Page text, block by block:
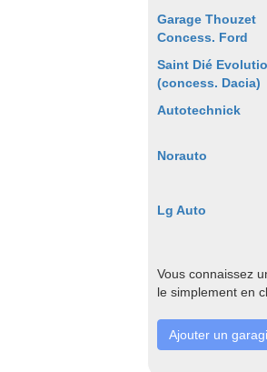
Garage Thouzet
Concess. Ford
Saint Dié
(concess. Dacia)
Autotechnick
Norauto
Lg Auto
Vous connaissez
le simplement en
Ajouter un